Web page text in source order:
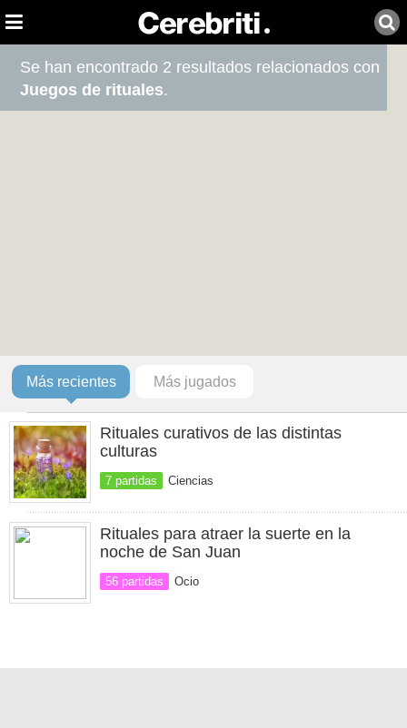
Se han encontrado 2 resultados relacionados con
Juegos de rituales.
Más recientes Más jugados
Rituales curativos de las distintas
culturas
7 partidas Ciencias
Rituales para atraer la suerte en la
noche de San Juan
56 partidas Ocio